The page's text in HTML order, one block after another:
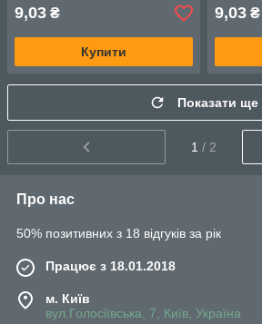
9,03 ₴
Купити
9,03 ₴
Показати ще
1 / 2
Про нас
50% позитивних з 18 відгуків за рік
Працює з 18.01.2018
м. Київ
вул.Голосіївська, 7, Київ, Україна